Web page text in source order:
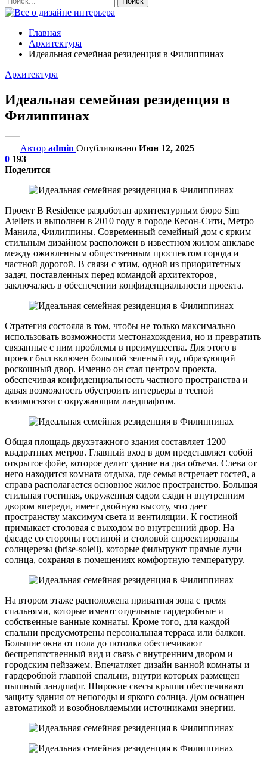
Главная
Архитектура
Идеальная семейная резиденция в Филиппинах
Архитектура
Идеальная семейная резиденция в
Филиппинах
Автор admin Опубликовано Июн 12, 2025
0 193
Поделится
Проект B Residence разработан архитектурным бюро Sim
Ateliers и выполнен в 2010 году в городе Кесон-Сити, Метро
Манила, Филиппины. Современный семейный дом с ярким
стильным дизайном расположен в известном жилом анклаве
между оживленным общественным проспектом города и
частной дорогой. В связи с этим, одной из приоритетных
задач, поставленных перед командой архитекторов,
заключалась в обеспечении конфиденциальности проекта.
Стратегия состояла в том, чтобы не только максимально
использовать возможности местонахождения, но и превратить
связанные с ним проблемы в преимущества. Для этого в
проект был включен большой зеленый сад, образующий
роскошный двор. Именно он стал центром проекта,
обеспечивая конфиденциальность частного пространства и
давая возможность обустроить интерьеры в тесной
взаимосвязи с окружающим ландшафтом.
Общая площадь двухэтажного здания составляет 1200
квадратных метров. Главный вход в дом представляет собой
открытое фойе, которое делит здание на два объема. Слева от
него находится комната отдыха, где семья встречает гостей, а
справа располагается основное жилое пространство. Большая
стильная гостиная, окруженная садом сзади и внутренним
двором впереди, имеет двойную высоту, что дает
пространству максимум света и вентиляции. К гостиной
примыкает столовая с выходом во внутренний двор. На
фасаде со стороны гостиной и столовой спроектированы
солнцерезы (brise-soleil), которые фильтруют прямые лучи
солнца, сохраняя в помещениях комфортную температуру.
На втором этаже расположена приватная зона с тремя
спальнями, которые имеют отдельные гардеробные и
собственные ванные комнаты. Кроме того, для каждой
спальни предусмотрены персональная терраса или балкон.
Большие окна от пола до потолка обеспечивают
беспрепятственный вид и связь с внутренним двором и
городским пейзажем. Впечатляет дизайн ванной комнаты и
гардеробной главной спальни, внутри которых размещен
пышный ландшафт. Широкие свесы крыши обеспечивают
защиту здания от непогоды и яркого солнца. Дом оснащен
автоматикой и возобновляемыми источниками энергии.